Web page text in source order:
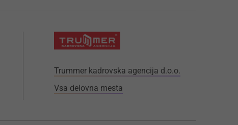
Trummer kadrovska agencija d.o.o.
Vsa delovna mesta